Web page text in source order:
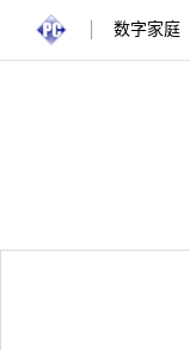
数字家庭